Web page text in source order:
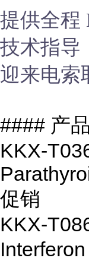
提供全程
技术指导
迎来电索
#### 产
KKX-
促销
KKX-